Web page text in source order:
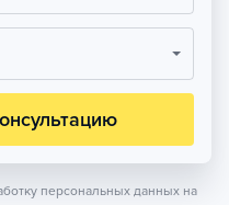
персональных данных на